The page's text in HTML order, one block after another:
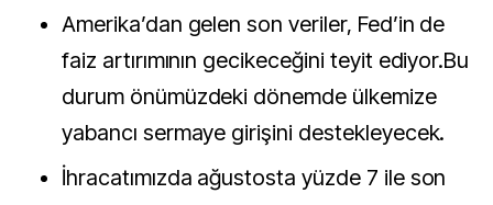
Amerika’dan gelen son veriler, Fed’in de
faiz artırımının gecikeceğini teyit ediyor.Bu
durum önümüzdeki dönemde ülkemize
yabancı sermaye girişini destekleyecek.
İhracatımızda ağustosta yüzde 7 ile son